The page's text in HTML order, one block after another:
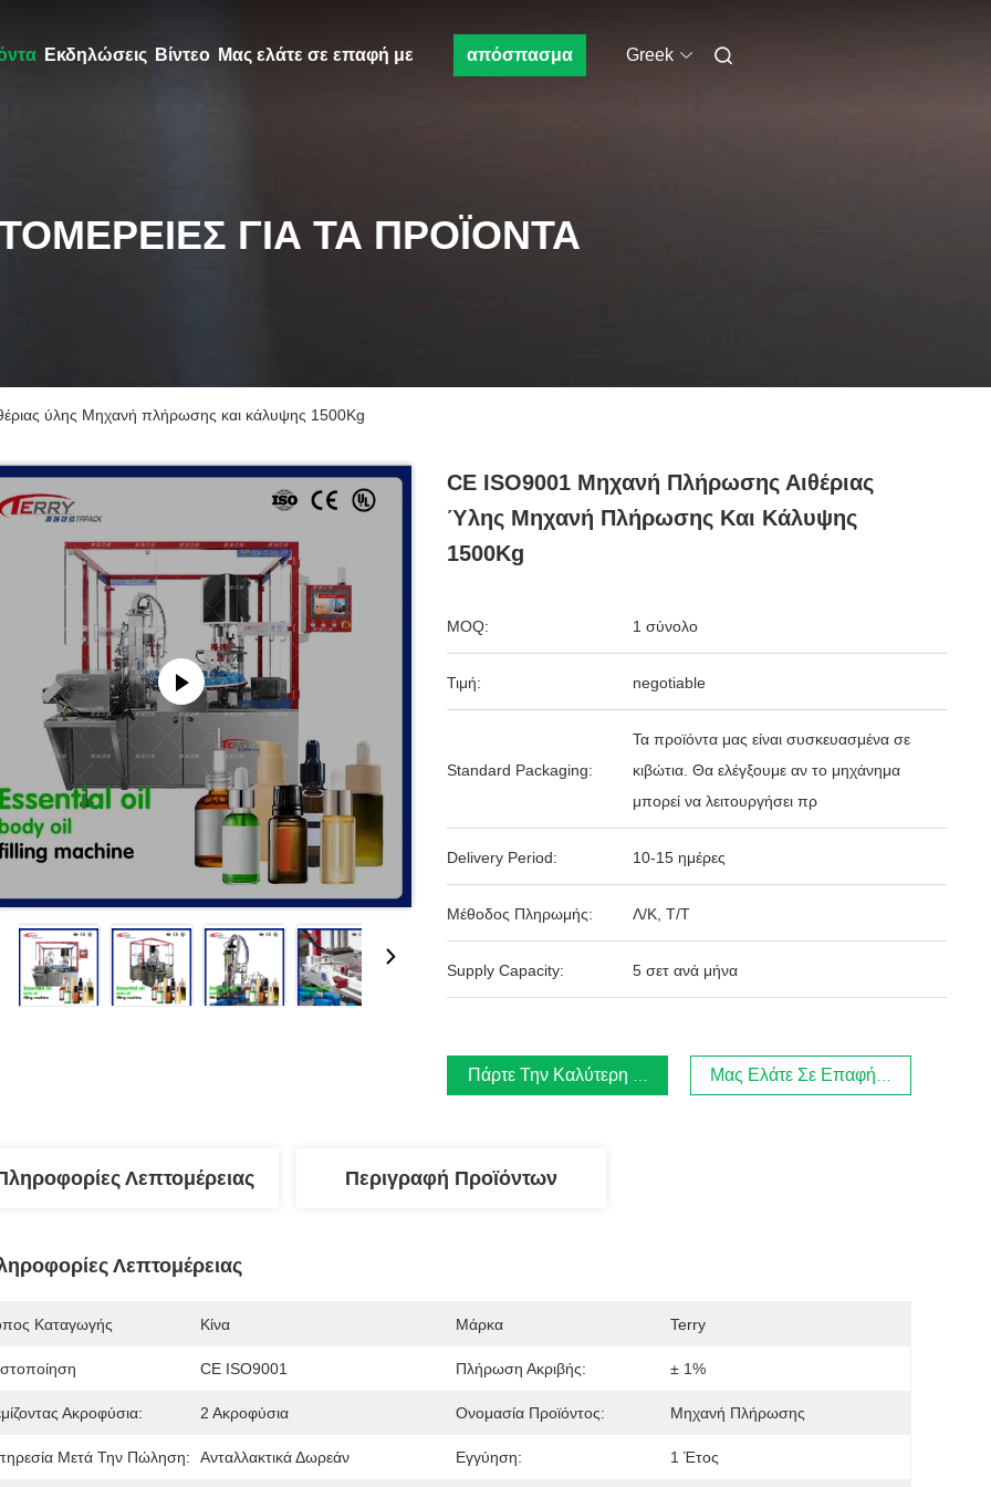
Εκδηλώσεις Βίντεο Μας ελάτε σε επαφή με απόσπασμα Greek
ΓΙΑ ΤΑ ΠΡΟΪΌΝΤΑ
ύλης Μηχανή πλήρωσης και κάλυψης 1500Kg
CE ISO9001 Μηχανή Πλήρωσης Αιθέριας
Ύλης Μηχανή Πλήρωσης Και Κάλυψης
1500Kg
MOQ: 1 σύνολο
Τιμή: negotiable
Standard Packaging:
Τα προϊόντα μας είναι συσκευασμένα σε
κιβώτια. Θα ελέγξουμε αν το μηχάνημα
μπορεί να λειτουργήσει πρ
Delivery Period: 10-15 ημέρες
Μέθοδος Πληρωμής: Λ/Κ, Τ/Τ
Supply Capacity: 5 σετ ανά μήνα
Πάρτε Την Καλύτερη Τιμή Μας Ελάτε Σε Επαφή Με
Λεπτομέρειας Περιγραφή Προϊόντων
Λεπτομέρειας
Καταγωγής Κίνα Μάρκα Terry
CE ISO9001 Πλήρωση Ακριβής: ± 1%
Ακροφύσια: 2 Ακροφύσια Ονομασία Προϊόντος: Μηχανή Πλήρωσης
Μετά Την Πώληση: Ανταλλακτικά Δωρεάν Εγγύηση: 1 Έτος